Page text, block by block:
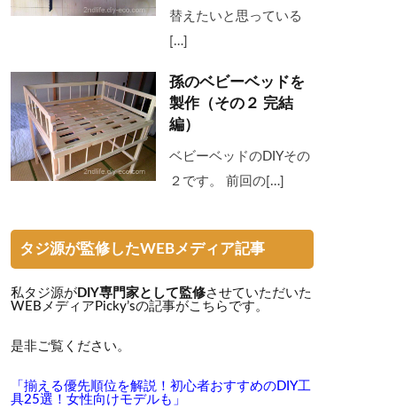
替えたいと思っている
[…]
孫のベビーベッドを
製作（その２ 完結
編）
ベビーベッドのDIYその
２です。 前回の[…]
タジ源が監修したWEBメディア記事
私タジ源が DIY専門家として監修させていただいた
WEBメディアPicky’sの記事がこちらです。
是非ご覧ください。
「揃える優先順位を解説！初心者おすすめのDIY工
具25選！女性向けモデルも」